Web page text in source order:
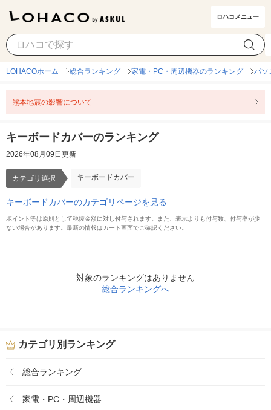
ロハコメニュー
キーボードカバー カテゴリ選択
LOHACOホーム 総合ランキング 家電・PC・周辺機器のランキング パソ
熊本地震の影響について
キーボードカバーのランキング
2026年08月09日更新
カテゴリ選択 キーボードカバー
キーボードカバーのカテゴリページを見る
ポイント等は原則として税抜金額に対し付与されます。また、表示よりも付与数、付与率が少
ない場合があります。最新の情報はカート画面でご確認ください。
対象のランキングはありません
総合ランキングへ
カテゴリ別ランキング
総合ランキング
家電・PC・周辺機器